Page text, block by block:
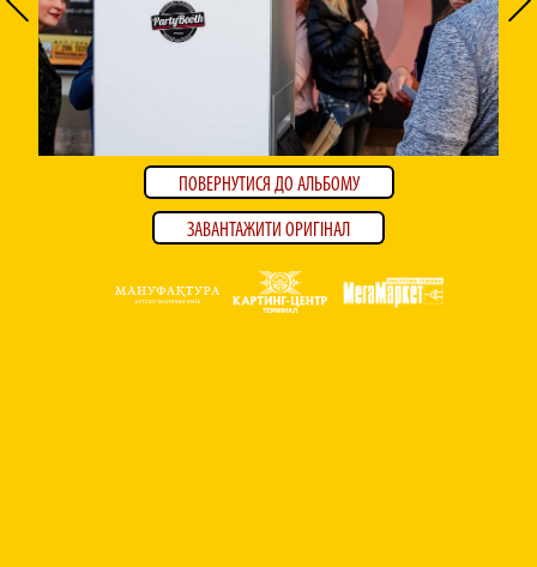
ПОВЕРНУТИСЯ ДО АЛЬБОМУ
ЗАВАНТАЖИТИ ОРИГІНАЛ